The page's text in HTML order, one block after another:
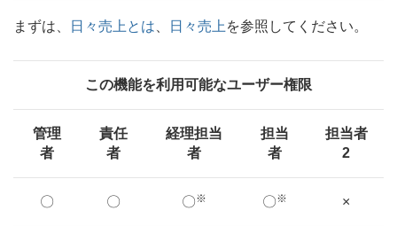
まずは、 日々売上とは 日々売上 を参照してください。
この機能を利用可能なユーザー権限
管理
者
責任
者
経理担当
者
担当
者
担当者
2
〇 〇 〇※ 〇※ ×